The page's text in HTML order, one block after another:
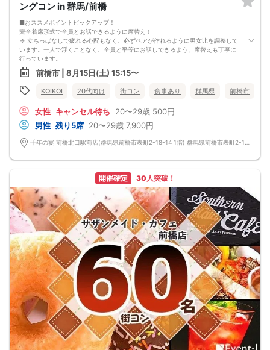
ングコン in 群馬/前橋
■おススメポイントピックアップ！
完全着席形式で全員とお話できるように席替え！
→ 立ちっぱなしで疲れる心配もなく、必ずペアが作れるように男女比を調整して
います。一人で浮くことなく、全員と平等にお話しできるよう、席替えも丁寧に
行っています。
会話を盛り上げるプロフィールシート！
→ 趣味や好みからスムーズに会話がスタート！「何を話そう…」と悩むことな
く、共通の話題で盛り上がれます。
自然なつながりをサポートするマッチングゲーム開催！
返却されるので安心です。
■最少催行人数
男女2対2
■中止判断タイミング
前日20時、または開催6時間前の時点で最少開催人数に満たない場合
→ お酒が飲めない方にはソフトドリンクも豊富にご用意しています！
前橋市 | 8月15日(土) 15:15〜
KOIKOI 20代向け 街コン 食事あり 群馬県 前橋市
女性 キャンセル待ち 20〜29歳 500円
男性 残り5席 20〜29歳 7,900円
開催確定 30人突破！